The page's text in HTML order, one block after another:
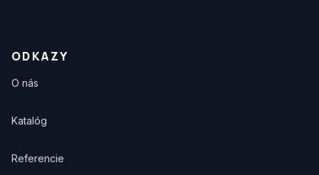
ODKAZY
O nás
Katalóg
Referencie